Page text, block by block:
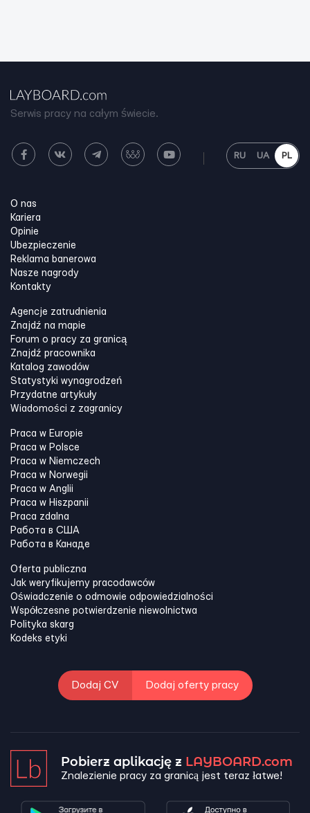
Serwis pracy na całym świecie.
RU UA PL
O nas
Kariera
Opinie
Ubezpieczenie
Reklama banerowa
Nasze nagrody
Kontakty
Agencje zatrudnienia
Znajdź na mapie
Forum o pracy za granicą
Znajdź pracownika
Katalog zawodów
Statystyki wynagrodzeń
Przydatne artykuły
Wiadomości z zagranicy
Praca w Europie
Praca w Polsce
Praca w Niemczech
Praca w Norwegii
Praca w Anglii
Praca w Hiszpanii
Praca zdalna
Работа в США
Работа в Канадe
Oferta publiczna
Jak weryfikujemy pracodawców
Oświadczenie o odmowie odpowiedzialności
Współczesne potwierdzenie niewolnictwa
Polityka skarg
Kodeks etyki
Dodaj CV Dodaj oferty pracy
Pobierz aplikację z LAYBOARD.com
Znalezienie pracy za granicą jest teraz łatwe!